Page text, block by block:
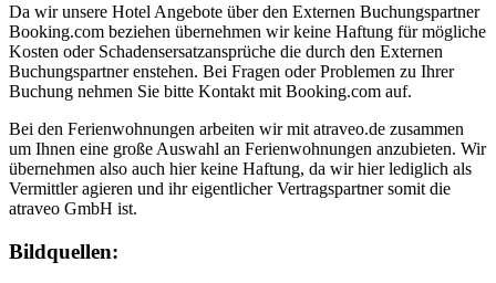
Da wir unsere Hotel Angebote über den Externen Buchungspartner
Booking.com beziehen übernehmen wir keine Haftung für mögliche
Kosten oder Schadensersatzansprüche die durch den Externen
Buchungspartner enstehen. Bei Fragen oder Problemen zu Ihrer
Buchung nehmen Sie bitte Kontakt mit Booking.com auf.
Bei den Ferienwohnungen arbeiten wir mit atraveo.de zusammen
um Ihnen eine große Auswahl an Ferienwohnungen anzubieten. Wir
übernehmen also auch hier keine Haftung, da wir hier lediglich als
Vermittler agieren und ihr eigentlicher Vertragspartner somit die
atraveo GmbH ist.
Bildquellen: